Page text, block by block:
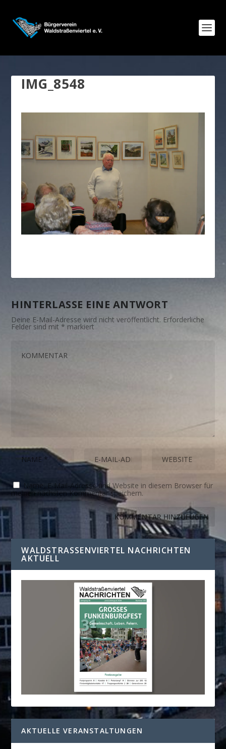
IMG_8548
HINTERLASSE EINE ANTWORT
Deine E-Mail-Adresse wird nicht veröffentlicht. Erforderliche
Felder sind mit * markiert
Name, E-Mail-Adresse und Website in diesem Browser für
meinen nächsten Kommentar speichern.
WALDSTRASSENVIERTEL NACHRICHTEN A
KTUELL
AKTUELLE VERANSTALTUNGEN